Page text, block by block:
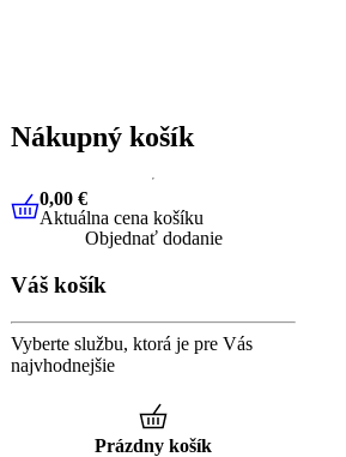
Nákupný košík
0,00 €Aktuálna cena košíku
0,00 €
Aktuálna cena košíku
Objednať dodanie
Váš košík
Vyberte službu, ktorá je pre Vás
najvhodnejšie
Prázdny košík